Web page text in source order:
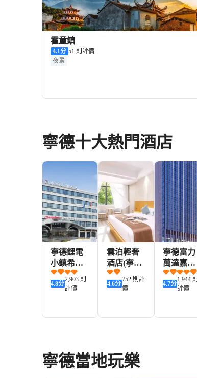
霍童鎮
4.1分 51 則評價
夜景
寧德十大熱門酒店
寧德鋰電
小鎮希爾
頓歡朋酒
店
4.8分
2,903 則
評價
雲泊輕奢
酒店(寧德
萬達汽車
北站店)
4.6分
752 則評
價
寧德富力
萬達嘉華
酒店
4.7分
1,944 則
評價
寧德當地玩樂